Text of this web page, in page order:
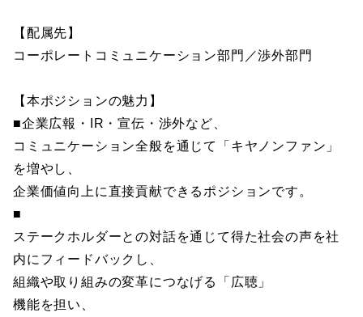
【配属先】
コーポレートコミュニケーション部門／渉外部門
【本ポジションの魅力】
■企業広報・IR・宣伝・渉外など、
コミュニケーション全般を通じて「キヤノンファン」
を増やし、
企業価値向上に直接貢献できるポジションです。
■
ステークホルダーとの対話を通じて得た社会の声を社
内にフィードバックし、
組織や取り組みの変革につなげる「広聴」
機能を担い、